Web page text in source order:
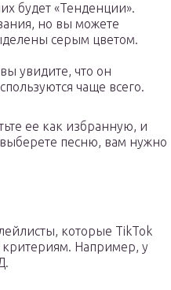
будет «Тенденции».
но вы можете
серым цветом.
увидите, что он
чаще всего.
ее как избранную, и
выберете песню, вам нужно
которые TikTok
критериям. Например, у